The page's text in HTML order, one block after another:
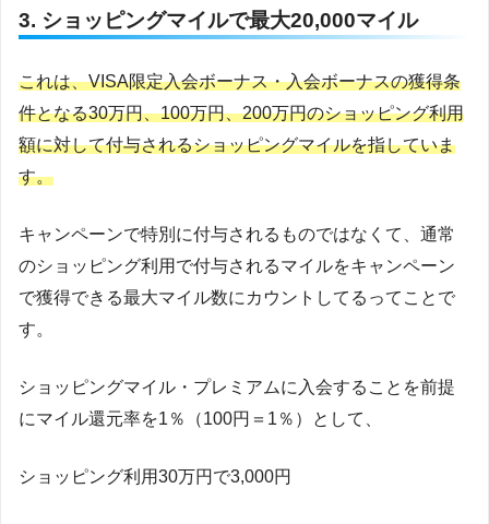
3. ショッピングマイルで最大20,000マイル
これは、VISA限定入会ボーナス・入会ボーナスの獲得条
件となる30万円、100万円、200万円のショッピング利用
額に対して付与されるショッピングマイルを指していま
す。
キャンペーンで特別に付与されるものではなくて、通常
のショッピング利用で付与されるマイルをキャンペーン
で獲得できる最大マイル数にカウントしてるってことで
す。
ショッピングマイル・プレミアムに入会することを前提
にマイル還元率を1％（100円＝1％）として、
ショッピング利用30万円で3,000円